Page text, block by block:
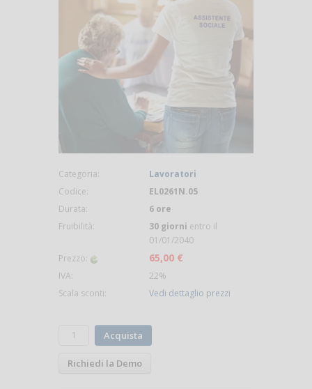
Categoria:
Lavoratori
Codice:
EL0261N.05
Durata:
6 ore
Fruibilità:
30 giorni entro il
01/01/2040
Prezzo:
65,00 €
IVA:
22%
Scala sconti:
Vedi dettaglio prezzi
Acquista
Richiedi la Demo